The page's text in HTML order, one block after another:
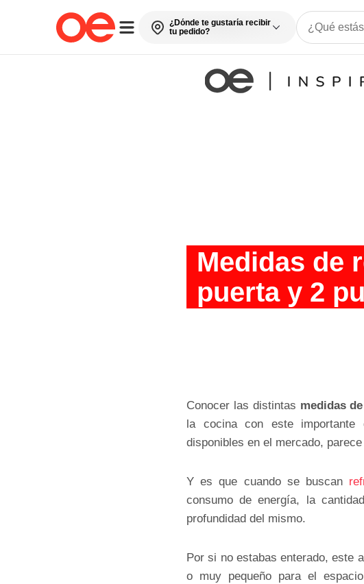
¿Dónde te gustaría recibir
tu pedido?
Medidas de
puerta y 2
Conocer las distintas medidas
la cocina con este importante
disponibles en el mercado,
Y es que cuando se buscan
consumo de energía, la
profundidad del mismo.
Por si no estabas enterado, este
o muy pequeño para el